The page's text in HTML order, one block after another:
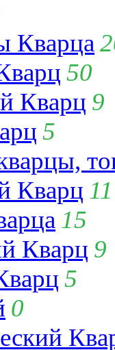
Кварца
50
Кварц 9
5
Кварц 11
15
Кварц 9
5
0